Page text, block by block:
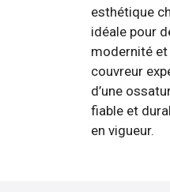
esthétique
idéale pour
modernité et
couvreur
d’une
fiable et
en vigueur.